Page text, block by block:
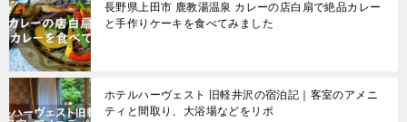
長野県上田市 鹿教湯温泉 カレーの店白扇で絶品カレー
と手作りケーキを食べてみました
ホテルハーヴェスト 旧軽井沢の宿泊記｜客室のアメニ
ティと間取り、大浴場などをリポ